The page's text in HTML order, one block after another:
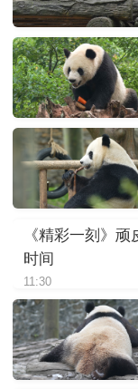
《精彩一刻》
时间
11:30